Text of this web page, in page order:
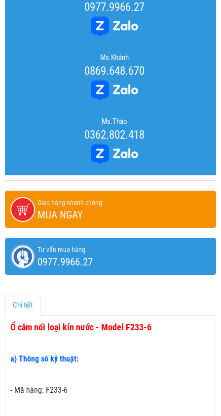
0977.9966.27
Ms.Khánh
0869.648.670
Ms.Thảo
0362.802.418
Giao hàng nhanh chóng
MUA NGAY
Tư vấn mua hàng
0977.9966.27
Chi tiết
Ổ cắm nối loại kín nước - Model F233-6
a) Thông số kỹ thuật:
- Mã hàng: F233-6